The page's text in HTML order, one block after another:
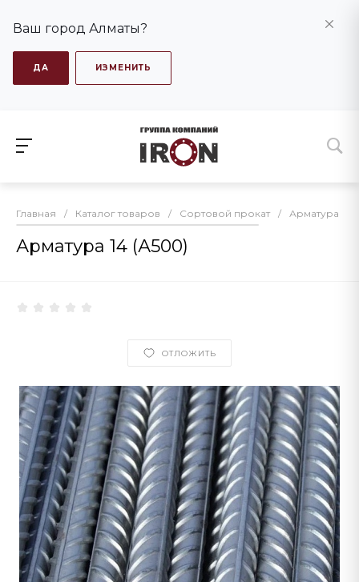
Ваш город Алматы?
ДА ИЗМЕНИТЬ
Главная / Каталог товаров / Сортовой прокат / Арматура
Арматура 14 (А500)
ОТЛОЖИТЬ